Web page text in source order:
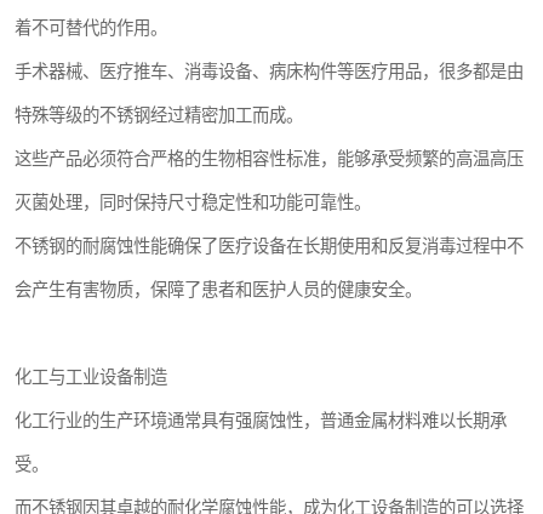
着不可替代的作用。
手术器械、医疗推车、消毒设备、病床构件等医疗用品，很多都是由
特殊等级的不锈钢经过精密加工而成。
这些产品必须符合严格的生物相容性标准，能够承受频繁的高温高压
灭菌处理，同时保持尺寸稳定性和功能可靠性。
不锈钢的耐腐蚀性能确保了医疗设备在长期使用和反复消毒过程中不
会产生有害物质，保障了患者和医护人员的健康安全。
化工与工业设备制造
化工行业的生产环境通常具有强腐蚀性，普通金属材料难以长期承
受。
而不锈钢因其卓越的耐化学腐蚀性能，成为化工设备制造的可以选择